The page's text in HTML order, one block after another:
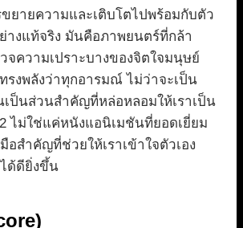
ยายความและเติบโตไปพร้อมกับตัว
างแท้จริง มันคือภาพยนตร์ที่กล้า
จความเปราะบางของจิตใจมนุษย์
รงพลังว่าทุกอารมณ์ ไม่ว่าจะเป็น
ป็นส่วนสำคัญที่หล่อหลอมให้เราเป็น
2 ไม่ใช่แค่หนังแอนิเมชันที่ยอดเยี่ยม
อสำคัญที่ช่วยให้เราเข้าใจตัวเอง
ด้ดียิ่งขึ้น